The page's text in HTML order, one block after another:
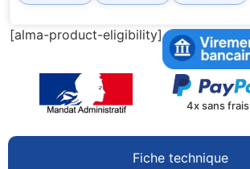
[alma-product-eligibility]
4x sans frais
Fiche technique